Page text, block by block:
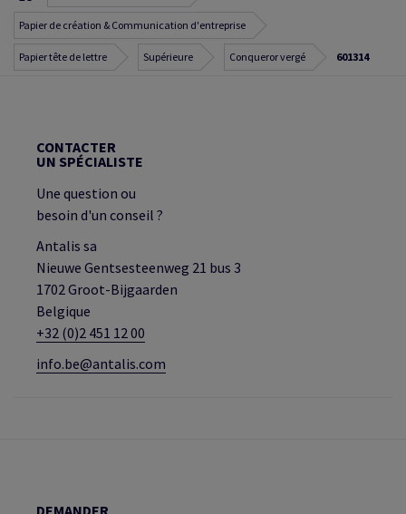
Papier de création & Communication d'entreprise
Papier tête de lettre Supérieure Conqueror vergé 601314
CONTACTER
UN SPÉCIALISTE
Une question ou
besoin d'un conseil ?
Antalis sa
Nieuwe Gentsesteenweg 21 bus 3
1702 Groot-Bijgaarden
Belgique
+32 (0)2 451 12 00
info.be@antalis.com